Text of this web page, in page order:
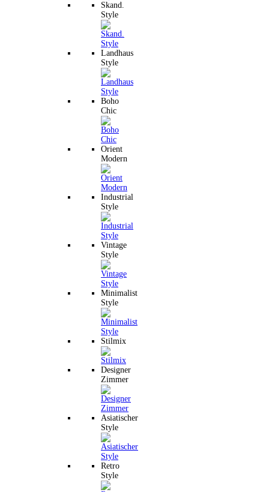
Skand.
Style
Landhaus
Style
Boho
Chic
Orient
Modern
Industrial
Style
Vintage
Style
Minimalist
Style
Stilmix
Designer
Zimmer
Asiatischer
Style
Retro
Style